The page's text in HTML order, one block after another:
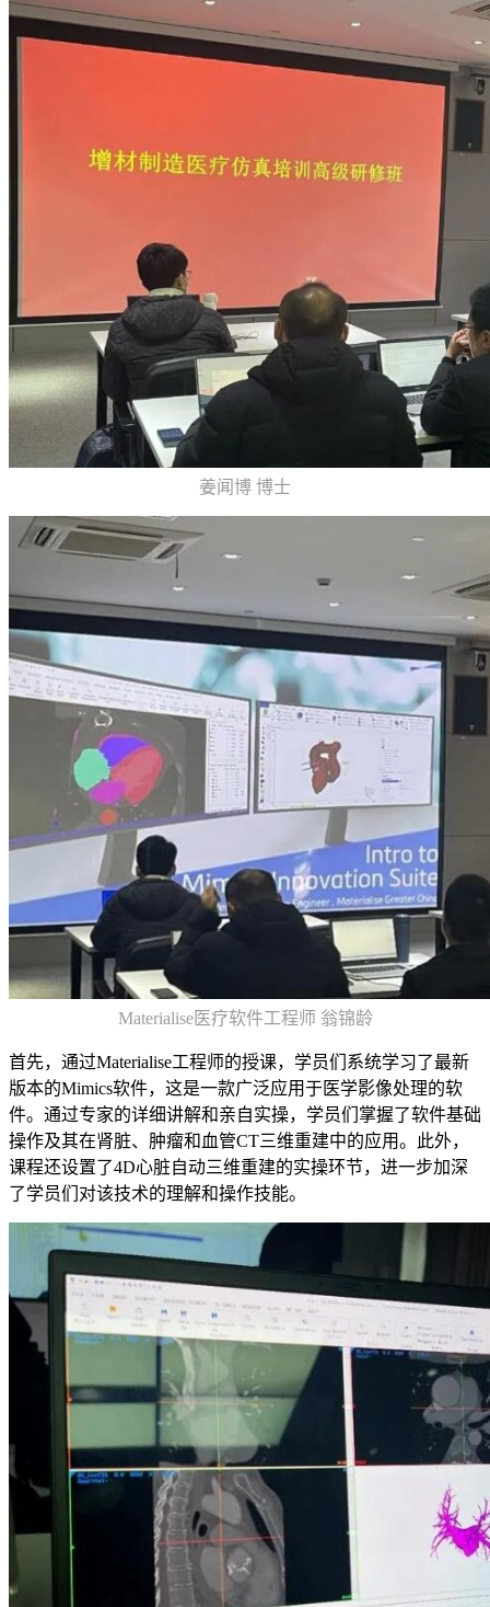
姜闻博 博士
Materialise医疗软件工程师 翁锦龄
首先，通过Materialise工程师的授课，学员们系统学习了最新
版本的Mimics软件，这是一款广泛应用于医学影像处理的软
件。通过专家的详细讲解和亲自实操，学员们掌握了软件基础
操作及其在肾脏、肿瘤和血管CT三维重建中的应用。此外，
课程还设置了4D心脏自动三维重建的实操环节，进一步加深
了学员们对该技术的理解和操作技能。